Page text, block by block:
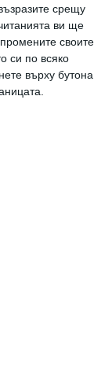
срещу
ви ще
своите
си по всяко
върху бутона